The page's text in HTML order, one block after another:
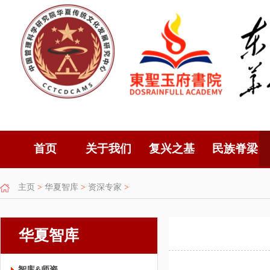
首页 关于我们 复兴之基 民族脊梁
主页 > 华夏智库 > 资深专家 >
华夏智库